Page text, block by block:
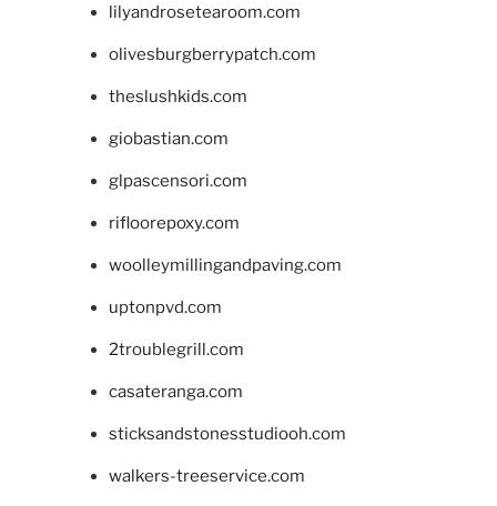
lilyandrosetearoom.com
olivesburgberrypatch.com
theslushkids.com
giobastian.com
glpascensori.com
rifloorepoxy.com
woolleymillingandpaving.com
uptonpvd.com
2troublegrill.com
casateranga.com
sticksandstonesstudiooh.com
walkers-treeservice.com